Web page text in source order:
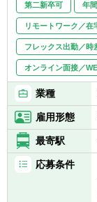
第二新卒可 年
リモートワーク／在
フレックス出勤／時
オンライン面接／
業種
雇用形態
最寄駅
応募条件